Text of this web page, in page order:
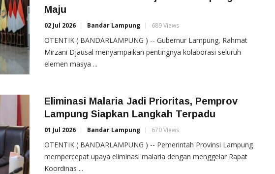
Maju
02 Jul 2026 Bandar Lampung 689 Views
OTENTIK ( BANDARLAMPUNG ) -- Gubernur Lampung, Rahmat
Mirzani Djausal menyampaikan pentingnya kolaborasi seluruh
elemen masya ...
Eliminasi Malaria Jadi Prioritas, Pemprov
Lampung Siapkan Langkah Terpadu
01 Jul 2026 Bandar Lampung 670 Views
OTENTIK ( BANDARLAMPUNG ) -- Pemerintah Provinsi Lampung
mempercepat upaya eliminasi malaria dengan menggelar Rapat
Koordinas ...